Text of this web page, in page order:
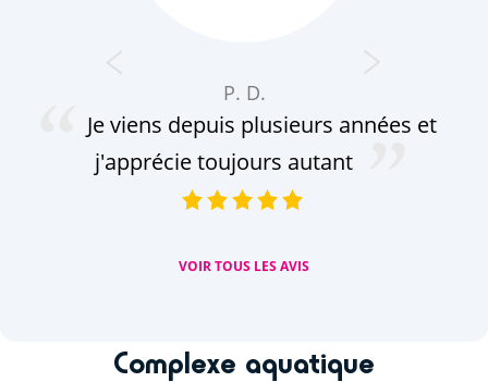
P. D.
Je viens depuis plusieurs années et
j'apprécie toujours autant
VOIR TOUS LES AVIS
Complexe aquatique